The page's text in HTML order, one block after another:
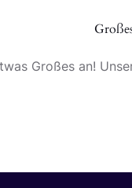
Großes an!